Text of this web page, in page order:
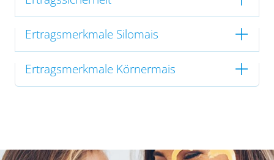
Ertragsmerkmale Silomais
Ertragsmerkmale Körnermais